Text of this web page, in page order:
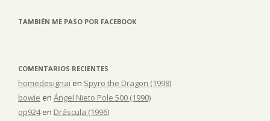
TAMBIÉN ME PASO POR FACEBOOK
COMENTARIOS RECIENTES
homedesignai en Spyro the Dragon (1998)
bowie en Ángel Nieto Pole 500 (1990)
qp924en Dráscula (1996)